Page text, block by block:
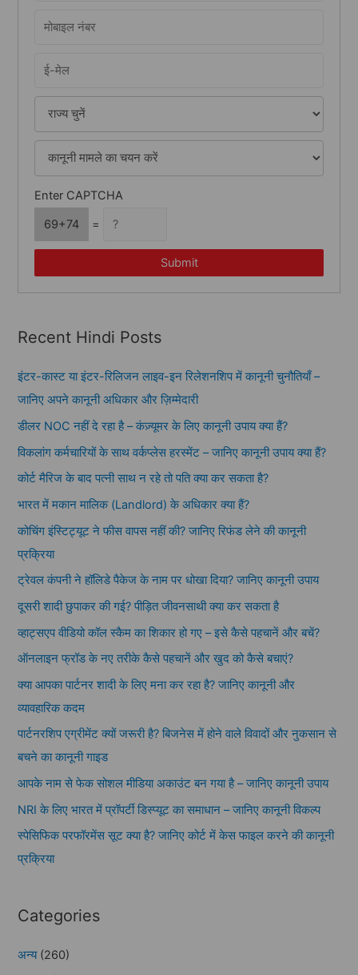
Enter CAPTCHA
69+74
=
Submit
Recent Hindi Posts
इंटर-कास्ट या इंटर-रिलिजन लाइव-इन रिलेशनशिप में कानूनी चुनौतियाँ –
जानिए अपने कानूनी अधिकार और ज़िम्मेदारी
डीलर NOC नहीं दे रहा है – कंज़्यूमर के लिए कानूनी उपाय क्या हैं?
विकलांग कर्मचारियों के साथ वर्कप्लेस हरस्मेंट – जानिए कानूनी उपाय क्या हैं?
कोर्ट मैरिज के बाद पत्नी साथ न रहे तो पति क्या कर सकता है?
भारत में मकान मालिक (Landlord) के अधिकार क्या हैं?
कोचिंग इंस्टिट्यूट ने फीस वापस नहीं की? जानिए रिफंड लेने की कानूनी
प्रक्रिया
ट्रेवल कंपनी ने हॉलिडे पैकेज के नाम पर धोखा दिया? जानिए कानूनी उपाय
दूसरी शादी छुपाकर की गई? पीड़ित जीवनसाथी क्या कर सकता है
व्हाट्सएप वीडियो कॉल स्कैम का शिकार हो गए – इसे कैसे पहचानें और बचें?
ऑनलाइन फ्रॉड के नए तरीके कैसे पहचानें और खुद को कैसे बचाएं?
क्या आपका पार्टनर शादी के लिए मना कर रहा है? जानिए कानूनी और
व्यावहारिक कदम
पार्टनरशिप एग्रीमेंट क्यों जरूरी है? बिजनेस में होने वाले विवादों और नुकसान से
बचने का कानूनी गाइड
आपके नाम से फेक सोशल मीडिया अकाउंट बन गया है – जानिए कानूनी उपाय
NRI के लिए भारत में प्रॉपर्टी डिस्प्यूट का समाधान – जानिए कानूनी विकल्प
स्पेसिफिक परफॉरमेंस सूट क्या है? जानिए कोर्ट में केस फाइल करने की कानूनी
प्रक्रिया
Categories
अन्य(260)